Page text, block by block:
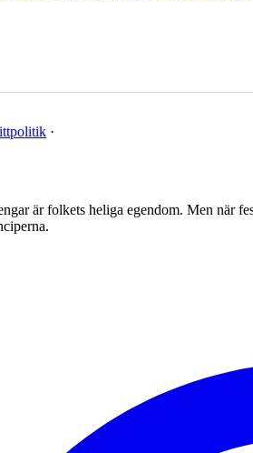
·
är folkets heliga egendom. Men när